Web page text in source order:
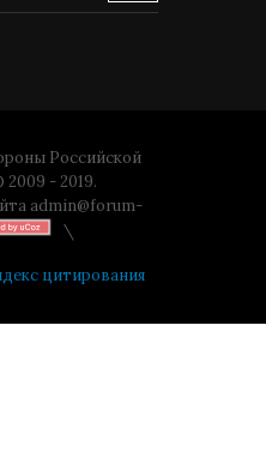
Российской
- 2019.
admin@forum-